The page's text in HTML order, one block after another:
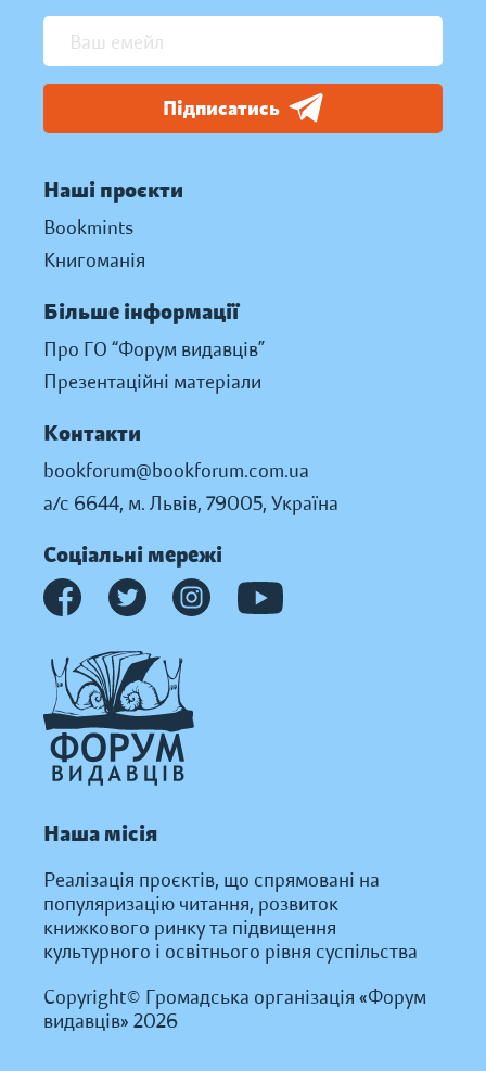
Підписатись
Наші проєкти
Bookmints
Книгоманія
Більше інформації
Про ГО “Форум видавців”
Презентаційні матеріали
Контакти
bookforum@bookforum.com.ua
а/с 6644, м. Львів, 79005, Україна
Соціальні мережі
Наша місія
Реалізація проєктів, що спрямовані на
популяризацію читання, розвиток
книжкового ринку та підвищення
культурного і освітнього рівня суспільства
Copyright© Громадська організація «Форум
видавців» 2026